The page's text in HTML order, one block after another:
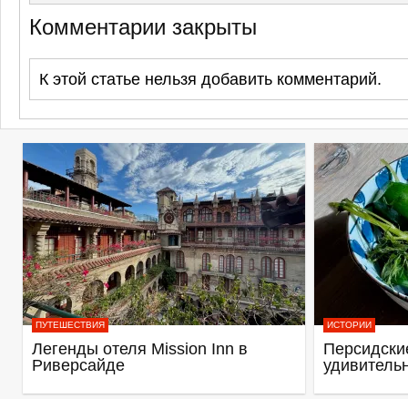
Комментарии закрыты
К этой статье нельзя добавить комментарий.
ПУТЕШЕСТВИЯ
Легенды отеля Mission Inn в
Риверсайде
ИСТОРИИ